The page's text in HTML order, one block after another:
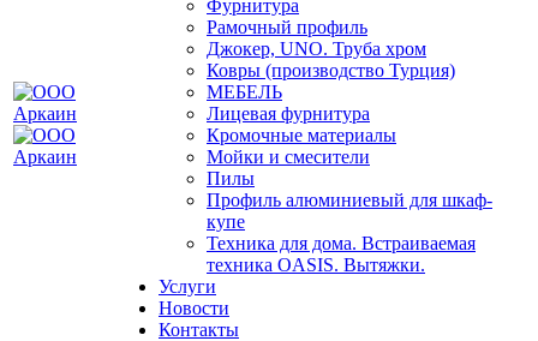
Фурнитура
Рамочный профиль
Джокер, UNO. Труба хром
Ковры (производство Турция)
МЕБЕЛЬ
Лицевая фурнитура
Кромочные материалы
Мойки и смесители
Пилы
Профиль алюминиевый для шкаф-
купе
Техника для дома. Встраиваемая
техника OASIS. Вытяжки.
Услуги
Новости
Контакты